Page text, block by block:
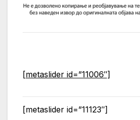
[metaslider id=”11006″]
[metaslider id=”11123″]